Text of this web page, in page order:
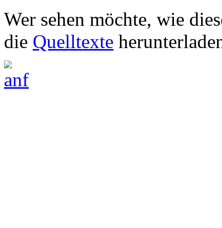
Wer se­hen möch­te, wie
die Quell­tex­te